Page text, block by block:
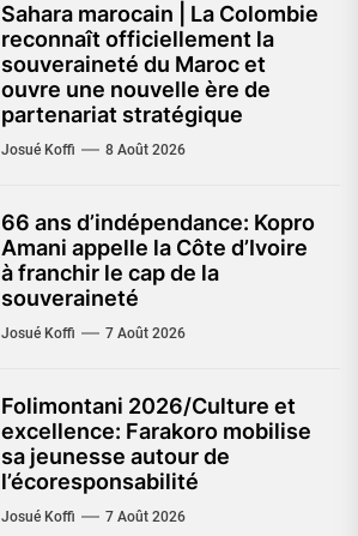
Sahara marocain | La Colombie
reconnaît officiellement la
souveraineté du Maroc et
ouvre une nouvelle ère de
partenariat stratégique
Josué Koffi 8 Août 2026
66 ans d’indépendance: Kopro
Amani appelle la Côte d’Ivoire
à franchir le cap de la
souveraineté
Josué Koffi 7 Août 2026
Folimontani 2026/Culture et
excellence: Farakoro mobilise
sa jeunesse autour de
l’écoresponsabilité
Josué Koffi 7 Août 2026